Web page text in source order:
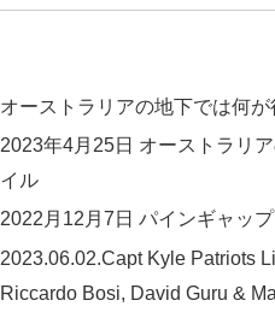
オーストラリアの地下では何
2023年4月25日 オーストラリ
イル
2022月12月7日 パインギャッ
2023.06.02.Capt Kyle Patriots
Riccardo Bosi, David Guru &